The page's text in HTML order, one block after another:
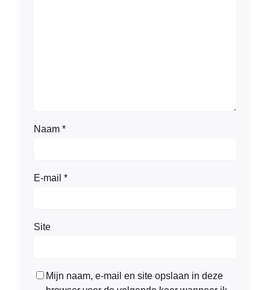
Naam *
E-mail *
Site
Mijn naam, e-mail en site opslaan in deze